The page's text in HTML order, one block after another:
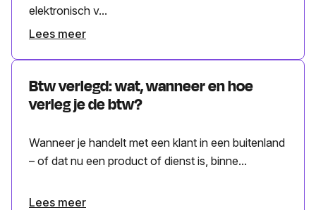
elektronisch v...
Lees meer
Btw verlegd: wat, wanneer en hoe
verleg je de btw?
Wanneer je handelt met een klant in een buitenland
– of dat nu een product of dienst is, binne...
Lees meer